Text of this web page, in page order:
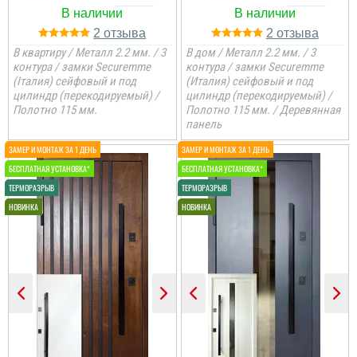
читати всі відгуки
Анжела
3-4 дні і двері вже були
встановлені, причому
Шукав двері для себе в
квартиру, щоб була
хороша шумоізоляція і
метал, тут він 2,2 ,
Денис
Класний варіант для
квартири, шукали довго і
щоб було в наявності,
дуже сподобались
двері, хороші та якісні
2
В квартиру / Металл 2.2 мм. / 3
контура / замки Securemme
(Італия) сейфовый и под
цилиндр (перекодируемый) /
Полотно 115 мм.
2
В дом / Металл 2.2 мм. / 3
контура / замки Securemme
(Италия) сейфовый и под
цилиндр (перекодируемый) /
Полотно 115 мм. / Деревянная
панель